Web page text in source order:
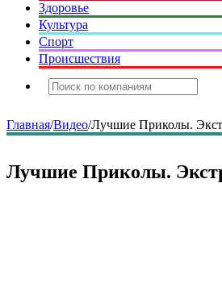
Здоровье
Культура
Спорт
Происшествия
Главная/Видео/Лучшие Приколы.
Лучшие Приколы.